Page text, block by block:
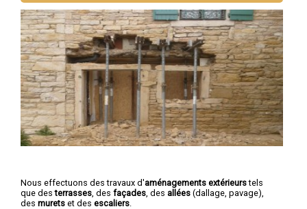
Nous effectuons des travaux d'aménagements extérieurstels
que desterrasses , des façades , des allées (dallage, pavage),
des murets et des escaliers